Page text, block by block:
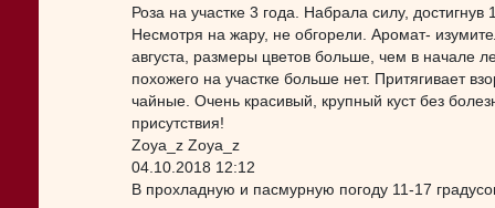
Роза на участке 3 года. Набрала силу,
Несмотря на жару, не обгорели. Аромат-
августа, размеры цветов больше, чем в начале
похожего на участке больше нет. Притягивает
чайные. Очень красивый, крупный куст без
присутствия!
Zoya_z Zoya_z
04.10.2018 12:12
В прохладную и пасмурную погоду 11-17